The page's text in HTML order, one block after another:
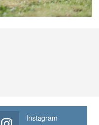
Instagram